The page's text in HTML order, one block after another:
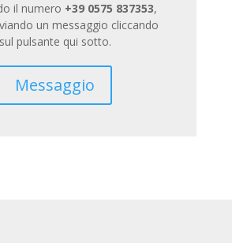
il numero +39 0575 837353,
un messaggio cliccando
sul pulsante qui sotto.
Messaggio